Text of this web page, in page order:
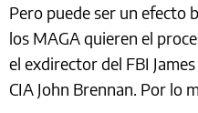
Pero puede ser un efecto
los MAGA quieren el
el exdirector del FBI
CIA John Brennan. Por lo